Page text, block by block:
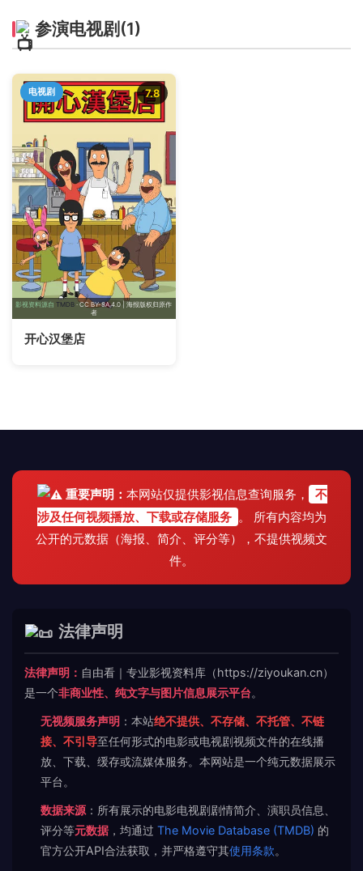
参演电视剧 (1)
影视资料源自TMDB · CC BY-SA 4.0 | 海报版权归原作
者
7.8
电视剧
开心汉堡店
重要声明： 本网站仅提供影视信息查询服务，
不
涉及任何视频播放、下载或存储服务 。 所有内容均为
公开的元数据（海报、简介、评分等），不提供视频文
件。
法律声明
法律声明： 自由看｜专业影视资料库（https://ziyoukan.cn）
是一个非商业性、纯文字与图片信息展示平台。
无视频服务声明 ：本站绝不提供、不存储、不托管、不链
接、不引导至任何形式的电影或电视剧视频文件的在线播
放、下载、缓存或流媒体服务。本网站是一个纯元数据展示
平台。
数据来源 ：所有展示的电影电视剧剧情简介、演职员信息、
评分等元数据，均通过 The Movie Database (TMDB) 的
官方公开API合法获取，并严格遵守其使用条款。